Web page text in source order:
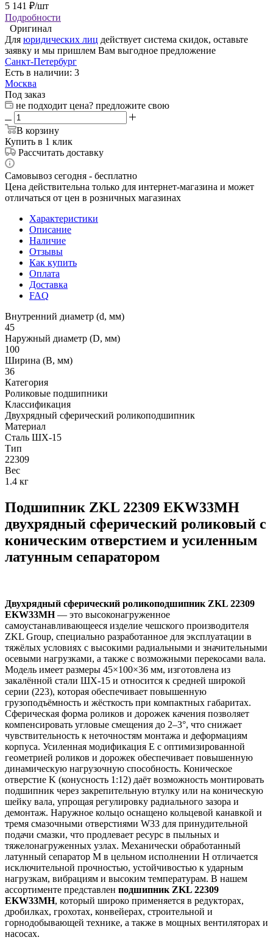
5 141 ₽/шт
Подробности
Оригинал
Для юридических лиц действует система скидок, оставьте
заявку и мы пришлем Вам выгодное предложение
Санкт-Петербург
Есть в наличии: 3
Москва
Под заказ
не подходит цена? предложите свою
В корзину
Купить в 1 клик
Рассчитать доставку
Самовывоз сегодня - бесплатно
Цена действительна только для интернет-магазина и может
отличаться от цен в розничных магазинах
Характеристики
Описание
Наличие
Отзывы
Как купить
Оплата
Доставка
FAQ
Внутренний диаметр (d, мм)
45
Наружный диаметр (D, мм)
100
Ширина (B, мм)
36
Категория
Роликовые подшипники
Классификация
Двухрядный сферический роликоподшипник
Материал
Сталь ШХ-15
Тип
22309
Вес
1.4 кг
Подшипник ZKL 22309 EKW33MH
двухрядный сферический роликовый с
коническим отверстием и усиленным
латунным сепаратором
Двухрядный сферический роликоподшипник ZKL 22309
EKW33MH— это высоконагруженное
самоустанавливающееся изделие чешского производителя
ZKL Group, специально разработанное для эксплуатации в
тяжёлых условиях с высокими радиальными и значительными
осевыми нагрузками, а также с возможными перекосами вала.
Модель имеет размеры 45×100×36 мм, изготовлена из
закалённой стали ШХ-15 и относится к средней широкой
серии (223), которая обеспечивает повышенную
грузоподъёмность и жёсткость при компактных габаритах.
Сферическая форма роликов и дорожек качения позволяет
компенсировать угловые смещения до 2–3°, что снижает
чувствительность к неточностям монтажа и деформациям
корпуса. Усиленная модификация E с оптимизированной
геометрией роликов и дорожек обеспечивает повышенную
динамическую нагрузочную способность. Коническое
отверстие K (конусность 1:12) даёт возможность монтировать
подшипник через закрепительную втулку или на коническую
шейку вала, упрощая регулировку радиального зазора и
демонтаж. Наружное кольцо оснащено кольцевой канавкой и
тремя смазочными отверстиями W33 для принудительной
подачи смазки, что продлевает ресурс в пыльных и
тяжелонагруженных узлах. Механически обработанный
латунный сепаратор M в цельном исполнении H отличается
исключительной прочностью, устойчивостью к ударным
нагрузкам, вибрациям и высоким температурам. В нашем
ассортименте представлен подшипник ZKL 22309
EKW33MH, который широко применяется в редукторах,
дробилках, грохотах, конвейерах, строительной и
горнодобывающей технике, а также в мощных вентиляторах и
насосах.